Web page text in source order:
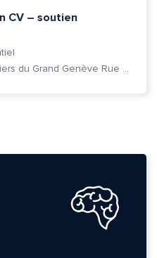
CV – soutien
Cité des Métiers du Grand Genève Rue Prévost-Martin 6 1205 Genève